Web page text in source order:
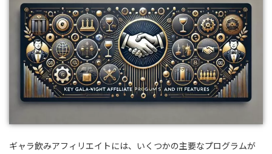
ギャラ飲みアフィリエイトには、いくつかの主要なプログラムが